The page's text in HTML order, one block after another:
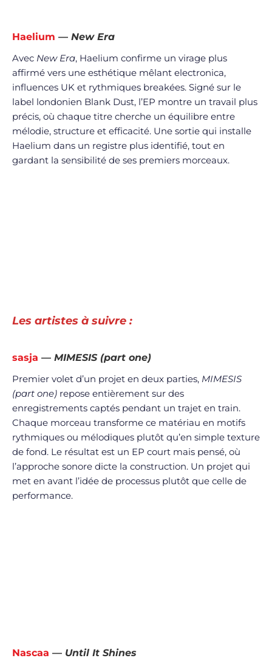
Haelium — New Era
Avec New Era, Haelium confirme un virage plus
affirmé vers une esthétique mêlant electronica,
influences UK et rythmiques breakées. Signé sur le
label londonien Blank Dust, l’EP montre un travail plus
précis, où chaque titre cherche un équilibre entre
mélodie, structure et efficacité. Une sortie qui installe
Haelium dans un registre plus identifié, tout en
gardant la sensibilité de ses premiers morceaux.
Les artistes à suivre :
sasja — MIMESIS (part one)
Premier volet d’un projet en deux parties, MIMESIS
(part one) repose entièrement sur des
enregistrements captés pendant un trajet en train.
Chaque morceau transforme ce matériau en motifs
rythmiques ou mélodiques plutôt qu’en simple texture
de fond. Le résultat est un EP court mais pensé, où
l’approche sonore dicte la construction. Un projet qui
met en avant l’idée de processus plutôt que celle de
performance.
Nascaa — Until It Shines